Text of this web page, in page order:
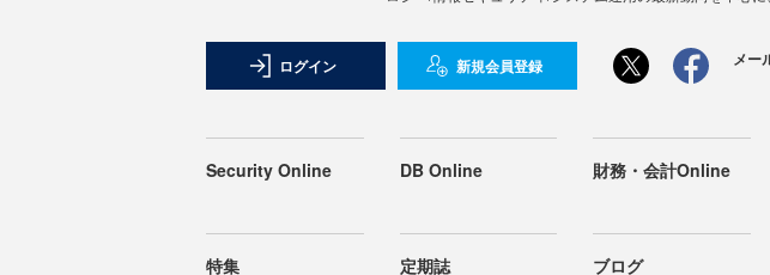
ログイン 新規会員登録 メー
Security Online DB Online 財務・会計Online
特集 定期誌 ブログ